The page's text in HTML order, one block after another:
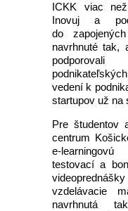
ICKK viac
Inovuj a
do
navrhnuté tak,
vedení k
startupov už na
Pre študentov
centrum
e-
testovací a
vzdelávacie
navrhnutá